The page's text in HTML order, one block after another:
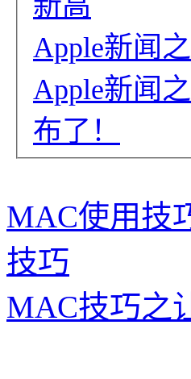
Apple新闻
Apple新闻
布了！
MAC使用技
技巧
MAC技巧之